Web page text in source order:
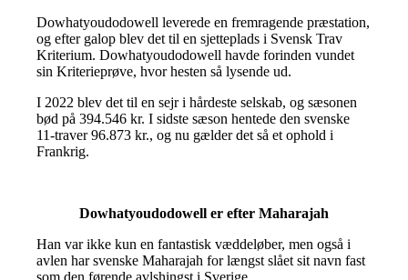
Dowhatyoudodowell leverede en fremragende præstation,
og efter galop blev det til en sjetteplads i Svensk Trav
Kriterium. Dowhatyoudodowell havde forinden vundet
sin Kriterieprøve, hvor hesten så lysende ud.
I 2022 blev det til en sejr i hårdeste selskab, og sæsonen
bød på 394.546 kr. I sidste sæson hentede den svenske
11-traver 96.873 kr., og nu gælder det så et ophold i
Frankrig.
Dowhatyoudodowell er efter Maharajah
Han var ikke kun en fantastisk væddeløber, men også i
avlen har svenske Maharajah for længst slået sit navn fast
som den førende avlshingst i Sverige.